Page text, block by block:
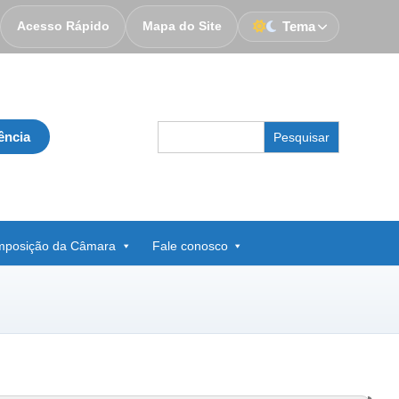
Acesso Rápido Mapa do Site Tema
for:
da Câmara Fale conosco